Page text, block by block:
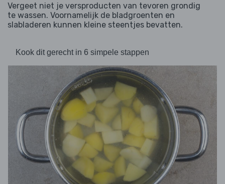
Vergeet niet je versproducten van tevoren grondig
te wassen. Voornamelijk de bladgroenten en
slabladeren kunnen kleine steentjes bevatten.
Kook dit gerecht in 6 simpele stappen